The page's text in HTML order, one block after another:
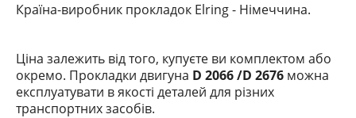
Країна-виробник прокладок Elring- Німеччина.
Ціна залежить від того, купуєте ви комплектом або
окремо. Прокладки двигуна D 2066 /D 2676 можна
експлуатувати в якості деталей для різних
транспортних засобів.